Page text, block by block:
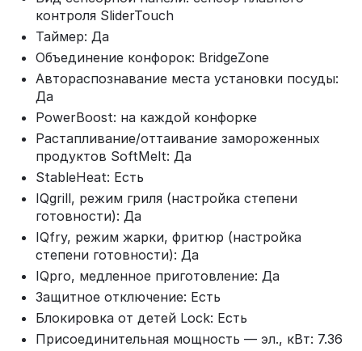
контроля SliderTouch
Таймер: Да
Объединение конфорок: BridgeZone
Автораспознавание места установки посуды:
Да
PowerBoost: на каждой конфорке
Растапливание/оттаивание замороженных
продуктов SoftMelt: Да
StableHeat: Есть
IQgrill, режим гриля (настройка степени
готовности): Да
IQfry, режим жарки, фритюр (настройка
степени готовности): Да
IQpro, медленное приготовление: Да
Защитное отключение: Есть
Блокировка от детей Lock: Есть
Присоединительная мощность — эл., кВт: 7.36